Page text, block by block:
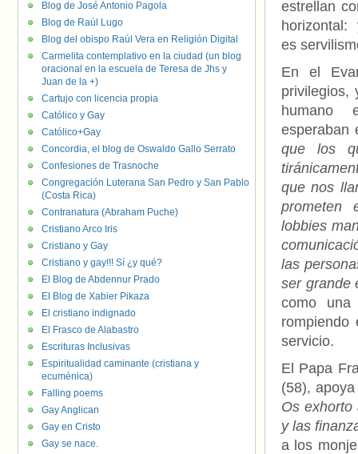
estrellan
es
En el
privilegios,
humano
que los
que nos
prometen
lobbies
las
ser grande
como
servicio.
El Papa
(58),
Os
y las
a los
Blog de José Antonio Pagola
Blog de Raúl Lugo
Blog del obispo Raúl Vera en Religión Digital
Carmelita contemplativo en la ciudad (un blog
oracional en la escuela de Teresa de Jhs y
Juan de la +)
Cartujo con licencia propia
Católico y Gay
Católico+Gay
Concordia, el blog de Oswaldo Gallo Serrato
Confesiones de Trasnoche
Congregación Luterana San Pedro y San Pablo
(Costa Rica)
Contranatura (Abraham Puche)
Cristiano Arco Iris
Cristiano y Gay
Cristiano y gay!!! Sí ¿y qué?
El Blog de Abdennur Prado
El Blog de Xabier Pikaza
El cristiano indignado
El Frasco de Alabastro
Escrituras Inclusivas
Espiritualidad caminante (cristiana y
ecuménica)
Falling poems
Gay Anglican
Gay en Cristo
Gay se nace.